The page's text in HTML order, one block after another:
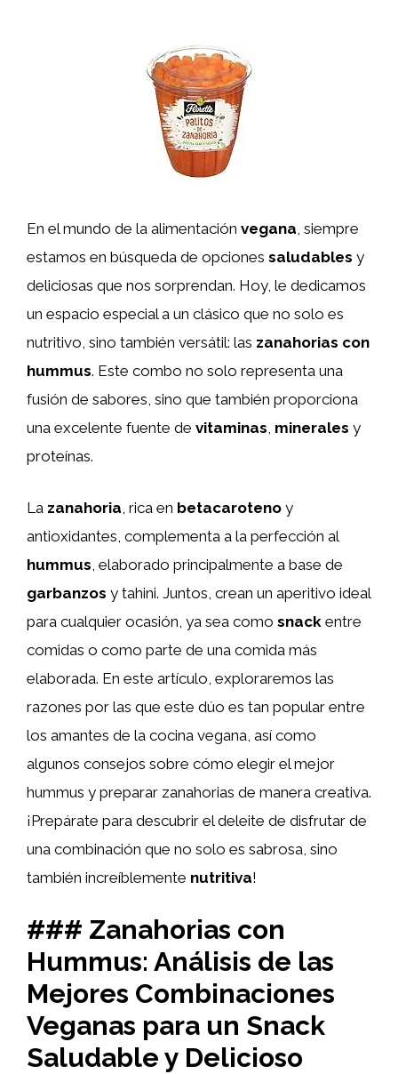
En el mundo de la alimentación vegana, siempre
estamos en búsqueda de opciones saludables y
deliciosas que nos sorprendan. Hoy, le dedicamos
un espacio especial a un clásico que no solo es
nutritivo, sino también versátil: las zanahorias con
hummus. Este combo no solo representa una
fusión de sabores, sino que también proporciona
una excelente fuente de vitaminas, minerales y
proteínas.
La zanahoria , rica en betacaroteno y
antioxidantes, complementa a la perfección al
hummus , elaborado principalmente a base de
garbanzos y tahini. Juntos, crean un aperitivo ideal
para cualquier ocasión, ya sea como snack entre
comidas o como parte de una comida más
elaborada. En este artículo, exploraremos las
razones por las que este dúo es tan popular entre
los amantes de la cocina vegana, así como
algunos consejos sobre cómo elegir el mejor
hummus y preparar zanahorias de manera creativa.
¡Prepárate para descubrir el deleite de disfrutar de
una combinación que no solo es sabrosa, sino
también increíblemente nutritiva!
### Zanahorias con
Hummus: Análisis de las
Mejores Combinaciones
Veganas para un Snack
Saludable y Delicioso